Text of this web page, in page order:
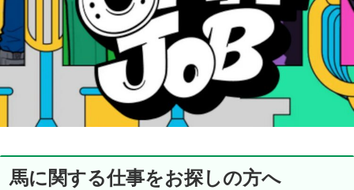
馬に関する仕事をお探しの方へ